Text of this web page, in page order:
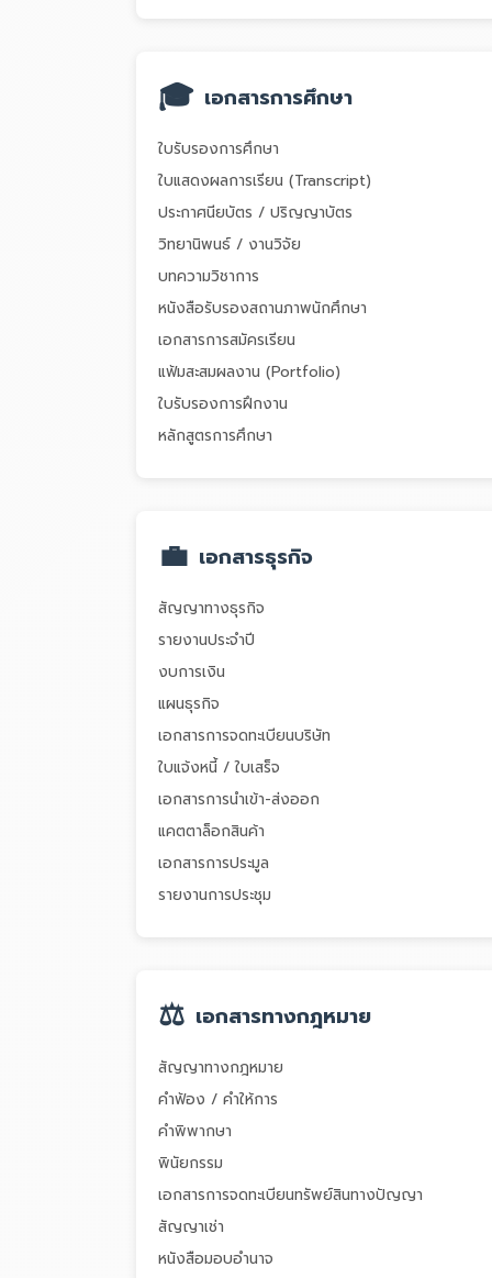
🎓 เอกสารการศึกษา
ใบรับรองการศึกษา
ใบแสดงผลการเรียน (Transcript)
ประกาศนียบัตร / ปริญญาบัตร
วิทยานิพนธ์ / งานวิจัย
บทความวิชาการ
หนังสือรับรองสถานภาพนักศึกษา
เอกสารการสมัครเรียน
แฟ้มสะสมผลงาน (Portfolio)
ใบรับรองการฝึกงาน
หลักสูตรการศึกษา
💼 เอกสารธุรกิจ
สัญญาทางธุรกิจ
รายงานประจำปี
งบการเงิน
แผนธุรกิจ
เอกสารการจดทะเบียนบริษัท
ใบแจ้งหนี้ / ใบเสร็จ
เอกสารการนำเข้า-ส่งออก
แคตตาล็อกสินค้า
เอกสารการประมูล
รายงานการประชุม
⚖️ เอกสารทางกฎหมาย
สัญญาทางกฎหมาย
คำฟ้อง / คำให้การ
คำพิพากษา
พินัยกรรม
เอกสารการจดทะเบียนทรัพย์สินทางปัญญา
สัญญาเช่า
หนังสือมอบอำนาจ